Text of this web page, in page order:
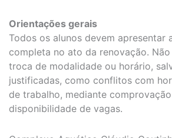
Orientações gerais
Todos os alunos devem apresentar
completa no ato da renovação.
troca de modalidade ou horário,
justificadas, como conflitos com
de trabalho, mediante
disponibilidade de vagas.